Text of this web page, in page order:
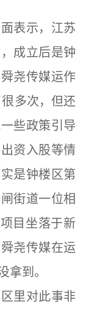
表示，江苏
成立后是钟
尧传媒运作
多次，但还
些政策引导
资入股等情
是钟楼区第
街道一位相
目坐落于新
尧传媒在运
拿到。
里对此事非